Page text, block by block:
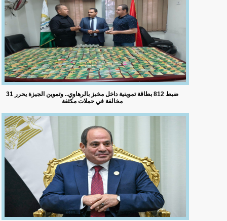
ضبط 812 بطاقة تموينية داخل مخبز بالرهاوي.. وتموين الجيزة يحرر 31
مخالفة في حملات مكثفة